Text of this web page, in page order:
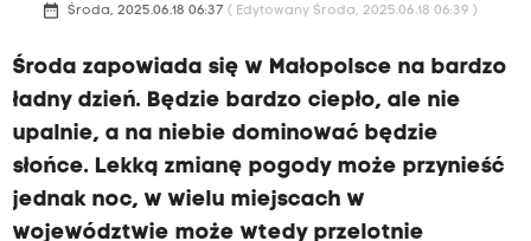
date_range Środa, 2025.06.18 06:37 ( Edytowany Środa, 2025.06.18 06:39 )
Środa zapowiada się w Małopolsce na bardzo
ładny dzień. Będzie bardzo ciepło, ale nie
upalnie, a na niebie dominować będzie
słońce. Lekką zmianę pogody może przynieść
jednak noc, w wielu miejscach w
województwie może wtedy przelotnie
e
n
i
e
m